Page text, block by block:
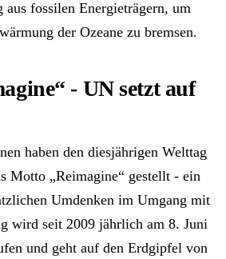
aus fossilen Energieträgern, um
der Ozeane zu bremsen.
- UN setzt auf
haben den diesjährigen Welttag
Motto „Reimagine“ gestellt - ein
Umdenken im Umgang mit
wird seit 2009 jährlich am 8. Juni
und geht auf den Erdgipfel von